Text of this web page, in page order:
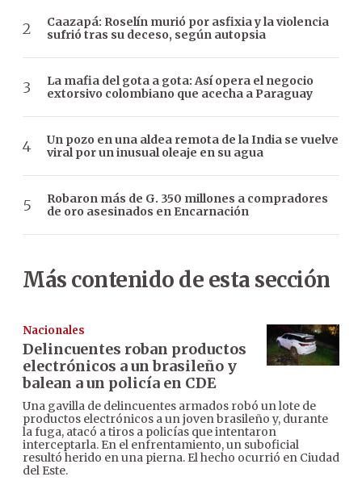
Caazapá: Roselín murió por asfixia y la violencia
sufrió tras su deceso, según autopsia
La mafia del gota a gota: Así opera el negocio
extorsivo colombiano que acecha a Paraguay
Un pozo en una aldea remota de la India se vuelve
viral por un inusual oleaje en su agua
Robaron más de G. 350 millones a compradores
de oro asesinados en Encarnación
Más contenido de esta sección
Nacionales
Delincuentes roban productos
electrónicos a un brasileño y
balean a un policía en CDE
Una gavilla de delincuentes armados robó un lote de
productos electrónicos a un joven brasileño y, durante
la fuga, atacó a tiros a policías que intentaron
interceptarla. En el enfrentamiento, un suboficial
resultó herido en una pierna. El hecho ocurrió en Ciudad
del Este.